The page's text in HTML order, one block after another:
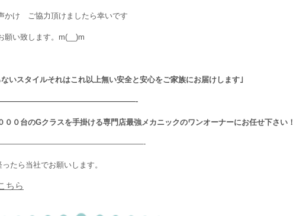
かけ ご協力頂けましたら幸いです
願い致します。m(__)m
ないスタイルそれはこれ以上無い安全と安心をご家族にお届けします｣
００台のGクラスを手掛ける専門店最強メカニックのワンオーナーにお任せ下さい！
たら当社でお願いします。
ちら